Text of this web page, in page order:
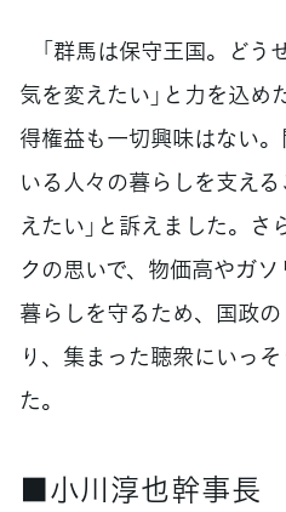
「群馬は保守王国。どう
気を変えたい」と力を込め
得権益も一切興味はない
いる人々の暮らしを支え
えたい」と訴えました。さ
クの思いで、物価高やガ
暮らしを守るため、国政
り、集まった聴衆にいっ
た。
■小川淳也幹事長